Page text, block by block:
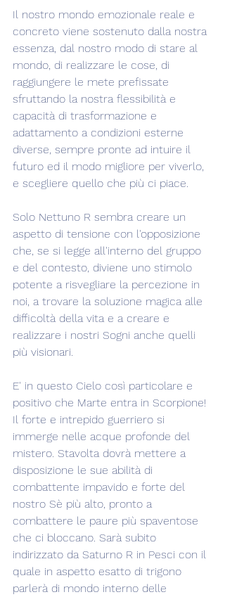
Il nostro mondo emozionale reale e
concreto viene sostenuto dalla nostra
essenza, dal nostro modo di stare al
mondo, di realizzare le cose, di
raggiungere le mete prefissate
sfruttando la nostra flessibilità e
capacità di trasformazione e
adattamento a condizioni esterne
diverse, sempre pronte ad intuire il
futuro ed il modo migliore per viverlo,
e scegliere quello che più ci piace.
Solo Nettuno R sembra creare un
aspetto di tensione con l'opposizione
che, se si legge all'interno del gruppo
e del contesto, diviene uno stimolo
potente a risvegliare la percezione in
noi, a trovare la soluzione magica alle
difficoltà della vita e a creare e
realizzare i nostri Sogni anche quelli
più visionari.
E' in questo Cielo così particolare e
positivo che Marte entra in Scorpione!
Il forte e intrepido guerriero si
immerge nelle acque profonde del
mistero. Stavolta dovrà mettere a
disposizione le sue abilità di
combattente impavido e forte del
nostro Sè più alto, pronto a
combattere le paure più spaventose
che ci bloccano. Sarà subito
indirizzato da Saturno R in Pesci con il
quale in aspetto esatto di trigono
parlerà di mondo interno delle